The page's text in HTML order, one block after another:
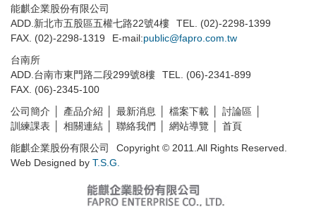
能麒企業股份有限公司
ADD.新北市五股區五權七路22號4樓
TEL. (02)-2298-1399
FAX. (02)-2298-1319
E-mail:public@fapro.com.tw
台南所
ADD.台南市東門路二段299號8樓
TEL. (06)-2341-899
FAX. (06)-2345-100
公司簡介
產品介紹 最新消息 檔案下載
討論區
訓練課表
相關連結 聯絡我們 網站導覽
首頁
能麒企業股份有限公司
Copyright © 2011.All Rights Reserved.
Web Designed by T.S.G.